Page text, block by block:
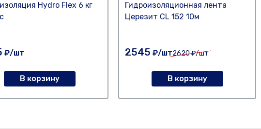
Hydro Fleх 6 кг
₽/шт
В корзину
Гидроизоляционная лента
Церезит CL 152 10м
2545 ₽/шт2620₽/шт
В корзину